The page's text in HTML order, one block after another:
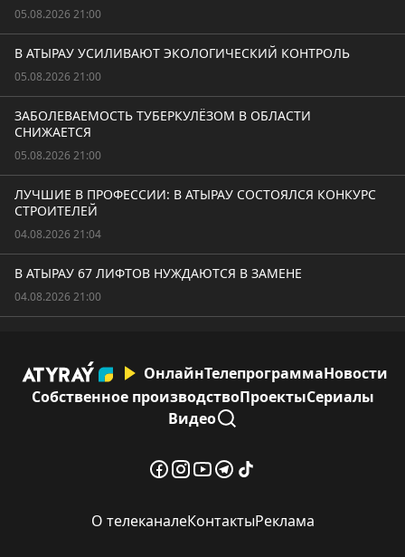
05.08.2026 21:00
В АТЫРАУ УСИЛИВАЮТ ЭКОЛОГИЧЕСКИЙ КОНТРОЛЬ
05.08.2026 21:00
ЗАБОЛЕВАЕМОСТЬ ТУБЕРКУЛЁЗОМ В ОБЛАСТИ
СНИЖАЕТСЯ
05.08.2026 21:00
ЛУЧШИЕ В ПРОФЕССИИ: В АТЫРАУ СОСТОЯЛСЯ КОНКУРС
СТРОИТЕЛЕЙ
04.08.2026 21:04
В АТЫРАУ 67 ЛИФТОВ НУЖДАЮТСЯ В ЗАМЕНЕ
04.08.2026 21:00
ОнлайнТелепрограммаНовости
Собственное производствоПроектыСериалы
Видео
О телеканалеКонтактыРеклама